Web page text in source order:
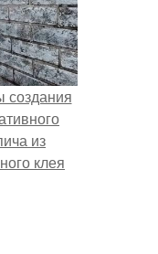
создания
из
клея